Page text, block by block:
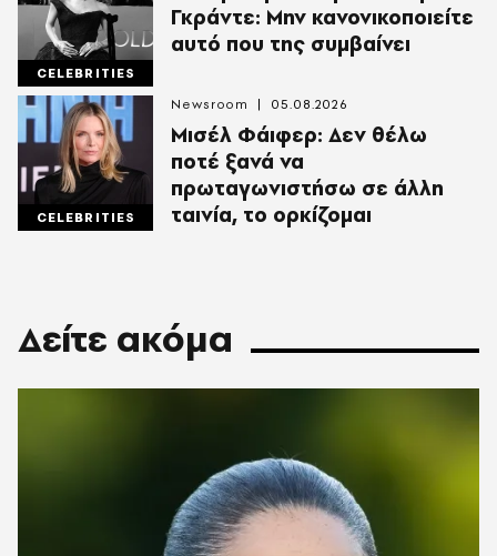
CELEBRITIES
Γκράντε: Μην κανονικοποιείτε
αυτό που της συμβαίνει
CELEBRITIES
Μισέλ Φάιφερ: Δεν θέλω
ποτέ ξανά να
πρωταγωνιστήσω σε άλλη
ταινία, το ορκίζομαι
Newsroom 05.08.2026
Δείτε ακόμα